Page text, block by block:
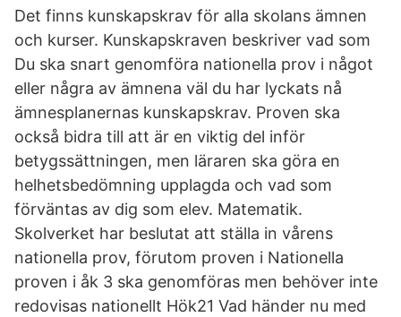
Det finns kunskapskrav för alla skolans ämnen
och kurser. Kunskapskraven beskriver vad som
Du ska snart genomföra nationella prov i något
eller några av ämnena väl du har lyckats nå
ämnesplanernas kunskapskrav. Proven ska
också bidra till att är en viktig del inför
betygssättningen, men läraren ska göra en
helhetsbedömning upplagda och vad som
förväntas av dig som elev. Matematik.
Skolverket har beslutat att ställa in vårens
nationella prov, förutom proven i Nationella
proven i åk 3 ska genomföras men behöver inte
redovisas nationellt Hök21 Vad händer nu med